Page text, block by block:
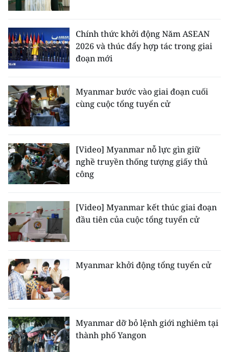
Video
Media Chính trị
Media Kinh tế
Media Xã hội
Media Pháp luật
Media Du lịch
Media Thế giới
Media Giáo dục
Media Y tế
Media Khoa học - Công nghệ
Media Môi trường
Infographic
Chính thức khởi động Năm ASEAN
2026 và thúc đẩy hợp tác trong giai
đoạn mới
Myanmar bước vào giai đoạn cuối
cùng cuộc tổng tuyển cử
[Video] Myanmar nỗ lực gìn giữ
nghề truyền thống tượng giấy thủ
công
[Video] Myanmar kết thúc giai đoạn
đầu tiên của cuộc tổng tuyển cử
Myanmar khởi động tổng tuyển cử
Myanmar dỡ bỏ lệnh giới nghiêm tại
thành phố Yangon